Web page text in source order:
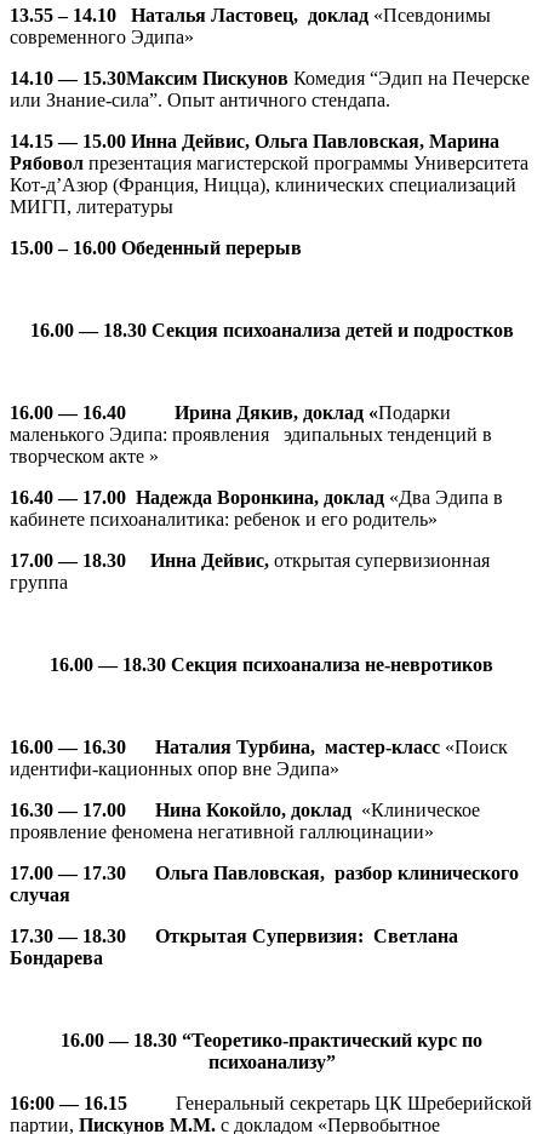
13.55 – 14.10 Наталья Ластовец, доклад «Псевдонимы
современного Эдипа»
14.10 — 15.30Максим Пискунов Комедия “Эдип на Печерске
или Знание-сила”. Опыт античного стендапа.
14.15 — 15.00 Инна Дейвис, Ольга Павловская, Марина
Рябовол презентация магистерской программы Университета
Кот-д’Азюр (Франция, Ницца), клинических специализаций
МИГП, литературы
15.00 – 16.00 Обеденный перерыв
16.00 — 18.30Секция психоанализа детей и подростков
16.00 — 16.40 Ирина Дякив, доклад «Подарки
маленького Эдипа: проявления эдипальных тенденций в
творческом акте »
16.40 — 17.00 Надежда Воронкина, доклад «Два Эдипа в
кабинете психоаналитика: ребенок и его родитель»
17.00 — 18.30 Инна Дейвис, открытая супервизионная
группа
16.00 — 18.30 Секция психоанализа не-невротиков
16.00 — 16.30 Наталия Турбина, мастер-класс «Поиск
идентифи-кационных опор вне Эдипа»
16.30 — 17.00
Нина Кокойло, доклад «Клиническое
проявление феномена негативной галлюцинации»
17.00 — 17.30
Ольга Павловская, разбор клинического
случая
17.30 — 18.30 Открытая Супервизия: Светлана
Бондарева
16.00 — 18.30 “Теоретико-практический курс по
психоанализу”
16:00 — 16.15 Генеральный секретарь ЦК Шреберийской
партии, Пискунов М.М. с докладом «Первобытное